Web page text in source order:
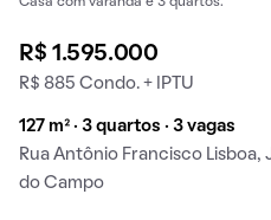
Casa com varanda e 3 quartos.
R$ 1.595.000
R$ 885 Condo. + IPTU
127 m² · 3 quartos · 3 vagas
Rua Antônio Francisco Lisboa,
do Campo